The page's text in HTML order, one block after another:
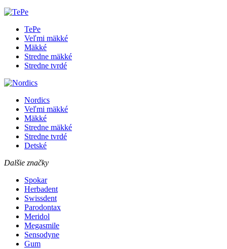
TePe
Veľmi mäkké
Mäkké
Stredne mäkké
Stredne tvrdé
Nordics
Veľmi mäkké
Mäkké
Stredne mäkké
Stredne tvrdé
Detské
Dalšie značky
Spokar
Herbadent
Swissdent
Parodontax
Meridol
Megasmile
Sensodyne
Gum